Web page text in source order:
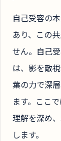
自己受容の
あり、この
せん。自己
は、影を敵
葉の力で深
ます。ここ
理解を深め
します。